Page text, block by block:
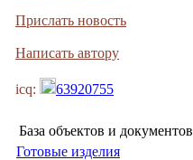
Прислать новость
Написать автору
icq: 63920755
База объектов и документов
Готовые изделия